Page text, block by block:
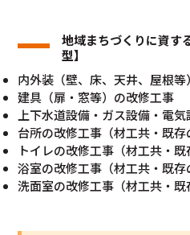
地域まちづくりに資す
型】
内外装（壁、床、天井、屋根
建具（扉・窓等）の改修工事
上下水道設備・ガス設備・電
台所の改修工事（材工共・既存
トイレの改修工事（材工共・
浴室の改修工事（材工共・既
洗面室の改修工事（材工共・